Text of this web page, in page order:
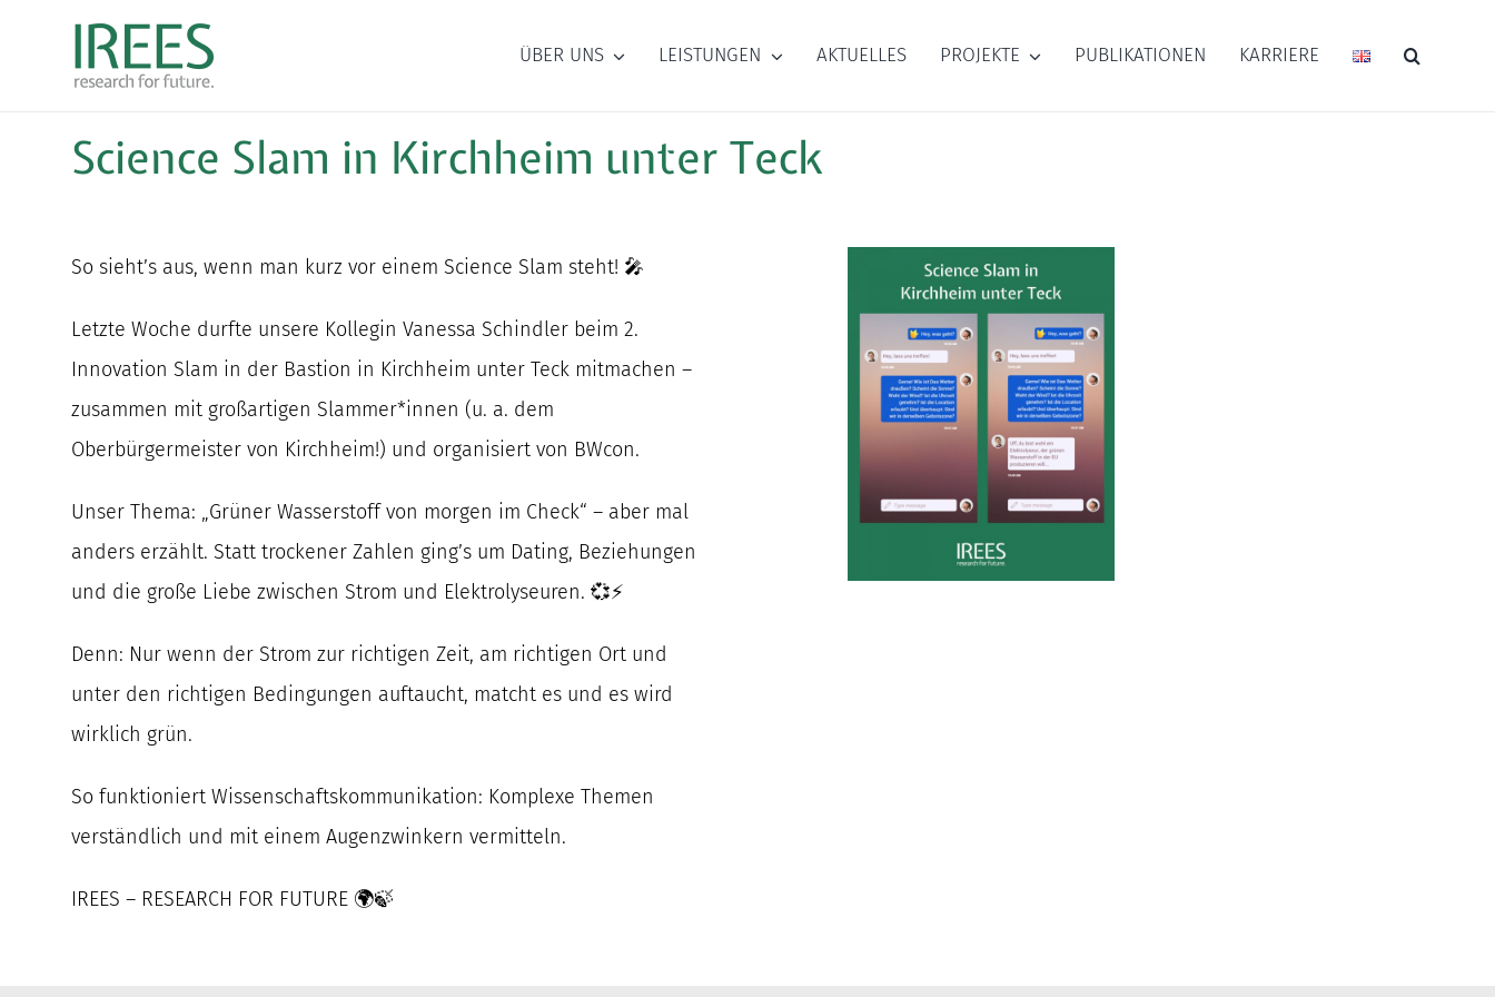
ÜBER UNS LEISTUNGEN AKTUELLES PROJEKTE PUBLIKATIONEN KARRIERE
Science Slam in Kirchheim unter Teck
So sieht’s aus, wenn man kurz vor einem Science Slam steht! 🎤
Letzte Woche durfte unsere Kollegin Vanessa Schindler beim 2.
Innovation Slam in der Bastion in Kirchheim unter Teck mitmachen –
zusammen mit großartigen Slammer*innen (u. a. dem
Oberbürgermeister von Kirchheim!) und organisiert von BWcon.
Unser Thema: „Grüner Wasserstoff von morgen im Check“ – aber mal
anders erzählt. Statt trockener Zahlen ging’s um Dating, Beziehungen
und die große Liebe zwischen Strom und Elektrolyseuren. 💞⚡
Denn: Nur wenn der Strom zur richtigen Zeit, am richtigen Ort und
unter den richtigen Bedingungen auftaucht, matcht es und es wird
wirklich grün.
So funktioniert Wissenschaftskommunikation: Komplexe Themen
verständlich und mit einem Augenzwinkern vermitteln.
IREES – RESEARCH FOR FUTURE 🌍🍃